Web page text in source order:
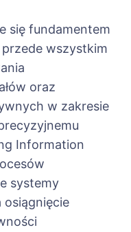
się fundamentem
wszystkim
oraz
w zakresie
Information
systemy